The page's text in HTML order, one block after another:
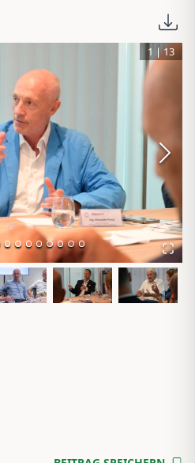
1 |13